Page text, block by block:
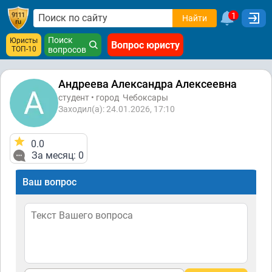
Найти 1
Юристы
ТОП-10
Поиск
вопросов
Вопрос юристу
Андреева Александра Алексеевна
студент • город Чебоксары
Заходил(а): 24.01.2026, 17:10
0.0
За месяц: 0
Ваш вопрос